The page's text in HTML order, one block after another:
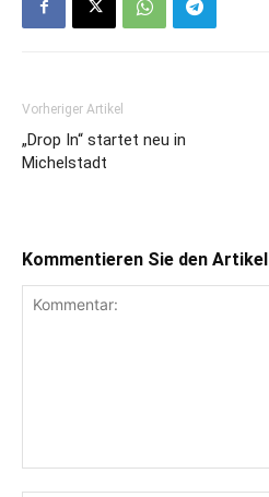
Vorheriger Artikel
„Drop In“ startet neu in
Michelstadt
Kommentieren Sie den Artikel